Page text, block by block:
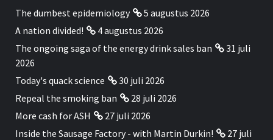
The dumbest epidemiology
5 augustus 2026
A nation divided!
4 augustus 2026
The ongoing saga of the energy drink sales ban
31 juli
2026
Today's quack science
30 juli 2026
Repeal the smoking ban
28 juli 2026
More cash for ASH
27 juli 2026
Inside the Sausage Factory - with Martin Durkin!
27 juli